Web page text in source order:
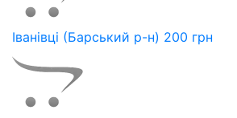
Іванівці (Барський р-н) 200 грн